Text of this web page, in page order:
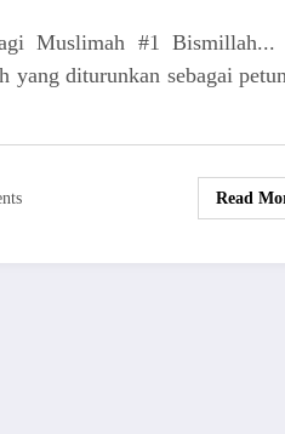
Muslimah #1
yang diturunkan sebagai
Read